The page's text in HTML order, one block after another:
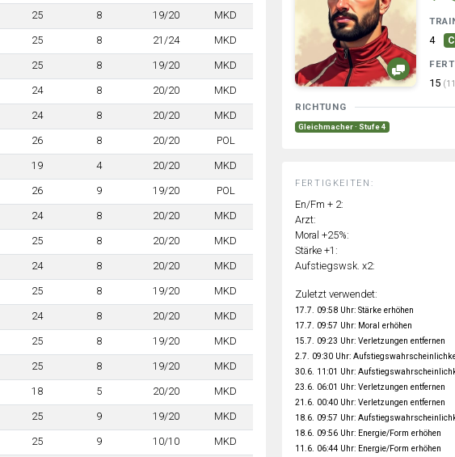
25 8 19/20 MKD
25 8 21/24 MKD
25 8 19/20 MKD
24 8 20/20 MKD
24 8 20/20 MKD
26 8 20/20 POL
19 4 20/20 MKD
26 9 19/20 POL
24 8 20/20 MKD
25 8 20/20 MKD
24 8 20/20 MKD
25 8 19/20 MKD
24 8 20/20 MKD
25 8 19/20 MKD
25 8 19/20 MKD
18 5 20/20 MKD
25 9 19/20 MKD
25 9 10/10 MKD
4
15
RICHTUNG
Gleichmacher · Stufe 4
FERTIGKEITEN:
En/Fm + 2:
Arzt:
Moral +25%:
Stärke +1:
Aufstiegswsk. x2:
Zuletzt verwendet:
17.7. 09:58 Uhr: Stärke erhöhen
17.7. 09:57 Uhr: Moral erhöhen
15.7. 09:23 Uhr: Verletzungen entfernen
2.7. 09:30 Uhr:
30.6. 11:01 Uhr:
23.6. 06:01 Uhr: Verletzungen entfernen
21.6. 00:40 Uhr: Verletzungen entfernen
18.6. 09:57 Uhr:
18.6. 09:56 Uhr: Energie/Form erhöhen
11.6. 06:44 Uhr: Energie/Form erhöhen